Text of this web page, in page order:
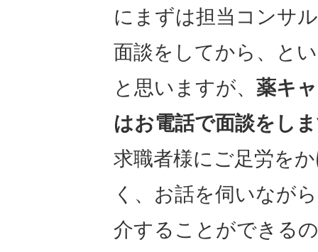
にまずは担当コンサ
面談をしてから、と
と思いますが、 薬キ
はお電話で面談をし
求職者様にご足労を
く、お話を伺いなが
介することができる